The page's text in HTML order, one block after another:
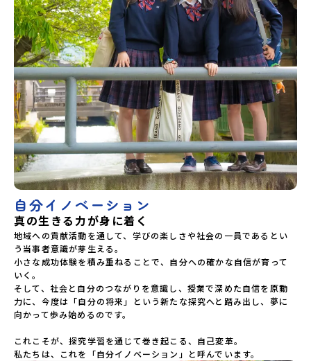
自分イノベーション
真の生きる力が身に着く
地域への貢献活動を通して、学びの楽しさや社会の一員であるとい
う当事者意識が芽生える。
小さな成功体験を積み重ねることで、自分への確かな自信が育って
いく。
そして、社会と自分のつながりを意識し、授業で深めた自信を原動
力に、今度は「自分の将来」という新たな探究へと踏み出し、夢に
向かって歩み始めるのです。
これこそが、探究学習を通じて巻き起こる、自己変革。
私たちは、これを「自分イノベーション」と呼んでいます。